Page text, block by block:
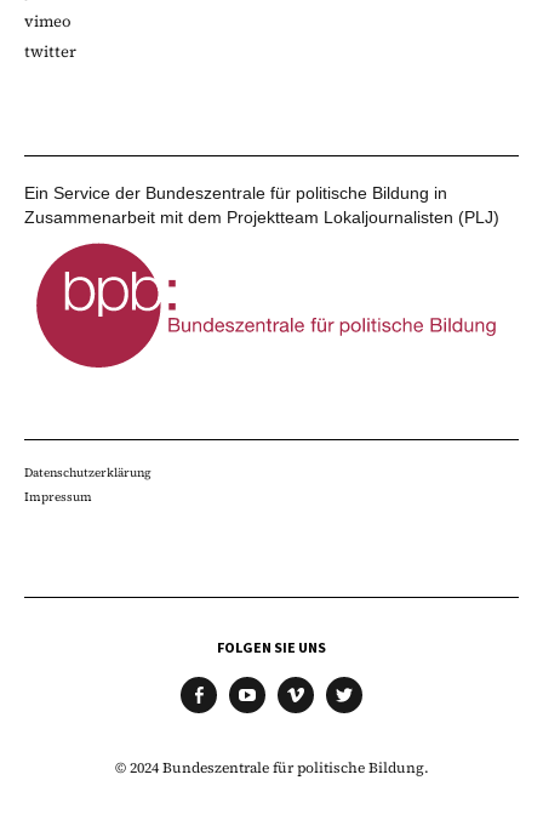
vimeo
twitter
Ein Service der Bundeszentrale für politische Bildung in
Zusammenarbeit mit dem Projektteam Lokaljournalisten (PLJ)
Datenschutzerklärung
Impressum
FOLGEN SIE UNS
© 2024 Bundeszentrale für politische Bildung